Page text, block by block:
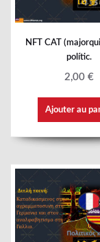
NFT CAT
polític.
2,00 €
Ajouter au